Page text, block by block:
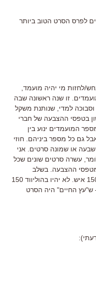
לפרס הסרט הטוב ביותר
לחזות מי יהיה מועמד,
זו שנה ראשונה שבה
למדי, שנותנת משקל
בטפסי ההצבעה של חברי
המועמדים ינוע בין
גם כל מספר ביניהם. חוזי
או שמונה סרטים. אני
עשרה סרטים שונים שכל
מהם יופיע במקום הראשון ב-5% מטפסי ההצבעה. בשלב
המועמדויות, 5 אחוז יכול להיות אםילו 150 איש. לא יהיו בהוליווד 150
ש"עץ החיים" היה הסרט